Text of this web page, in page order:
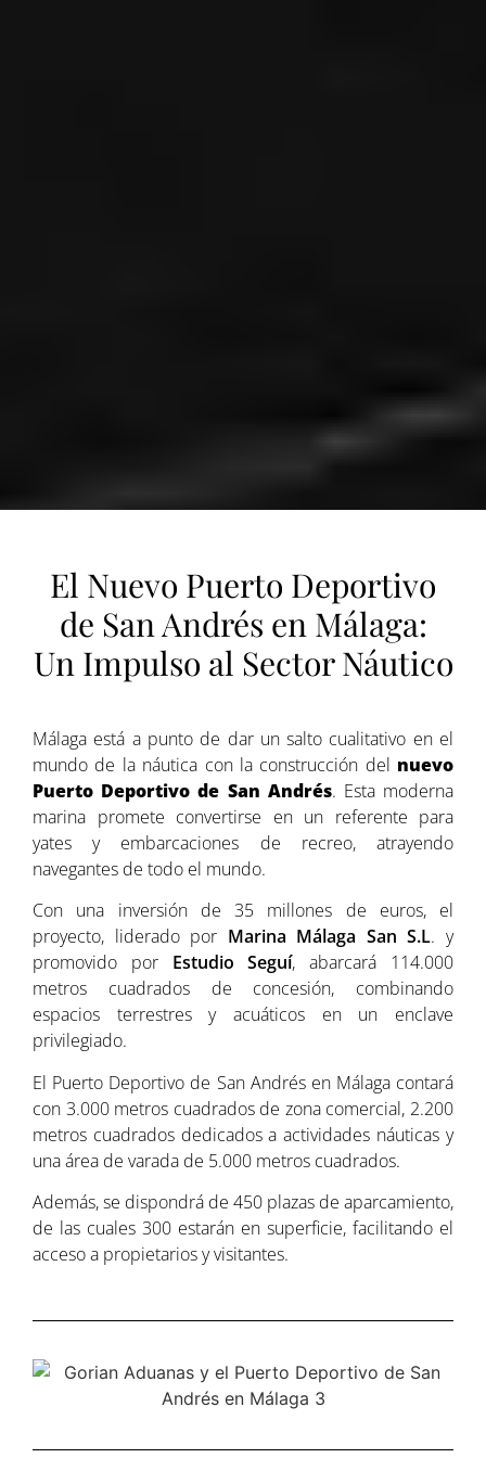
El Nuevo Puerto Deportivo
de San Andrés en Málaga:
Un Impulso al Sector Náutico
Málaga está a punto de dar un salto cualitativo en el
mundo de la náutica con la construcción del nuevo
Puerto Deportivo de San Andrés. Esta moderna
marina promete convertirse en un referente para
yates y embarcaciones de recreo, atrayendo
navegantes de todo el mundo.
Con una inversión de 35 millones de euros, el
proyecto, liderado por Marina Málaga San S.L. y
promovido por Estudio Seguí, abarcará 114.000
metros cuadrados de concesión, combinando
espacios terrestres y acuáticos en un enclave
privilegiado.
El Puerto Deportivo de San Andrés en Málaga contará
con 3.000 metros cuadrados de zona comercial, 2.200
metros cuadrados dedicados a actividades náuticas y
una área de varada de 5.000 metros cuadrados.
Además, se dispondrá de 450 plazas de aparcamiento,
de las cuales 300 estarán en superficie, facilitando el
acceso a propietarios y visitantes.